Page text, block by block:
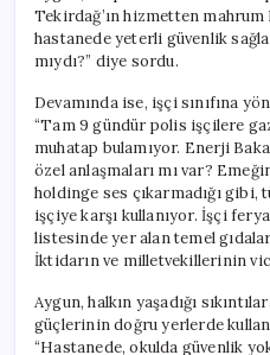
Tekirdağ’ın hizmetten mahrum
hastanede yeterli güvenlik
mıydı?” diye sordu.
Devamında ise, işçi sınıfına
“Tam 9 gündür polis işçilere
muhatap bulamıyor. Enerji
özel anlaşmaları mı var?
holdinge ses çıkarmadığı
işçiye karşı kullanıyor. İşçi
listesinde yer alan temel
İktidarın ve milletvekillerinin
Aygun, halkın yaşadığı
güçlerinin doğru yerlerde
“Hastanede, okulda güvenlik